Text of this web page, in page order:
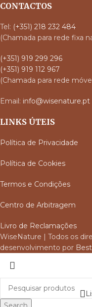
CONTACTOS
Tel: (+351) 218 232 484
(Chamada para rede fixa
(+351) 919 299 296
(+351) 919 112 967
(Chamada para rede
Email: info@wisenature.pt
LINKS ÚTEIS
Política de Privacidade
Política de Cookies
Termos e Condições
Centro de Arbitragem
Livro de Reclamações
WiseNature | Todos os
desenvolvimento por